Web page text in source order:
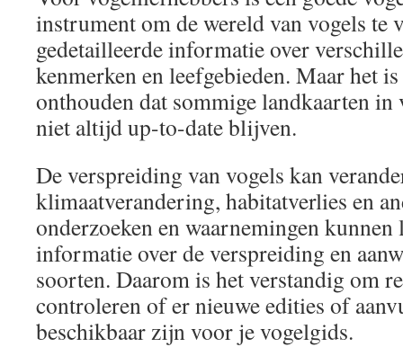
instrument om de wereld van vogels te
gedetailleerde informatie over
kenmerken en leefgebieden. Maar het
onthouden dat sommige landkaarten
niet altijd up-to-date blijven.
De verspreiding van vogels kan
klimaatverandering, habitatverlies en
onderzoeken en waarnemingen
informatie over de verspreiding en
soorten. Daarom is het verstandig om
controleren of er nieuwe edities of
beschikbaar zijn voor je vogelgids.